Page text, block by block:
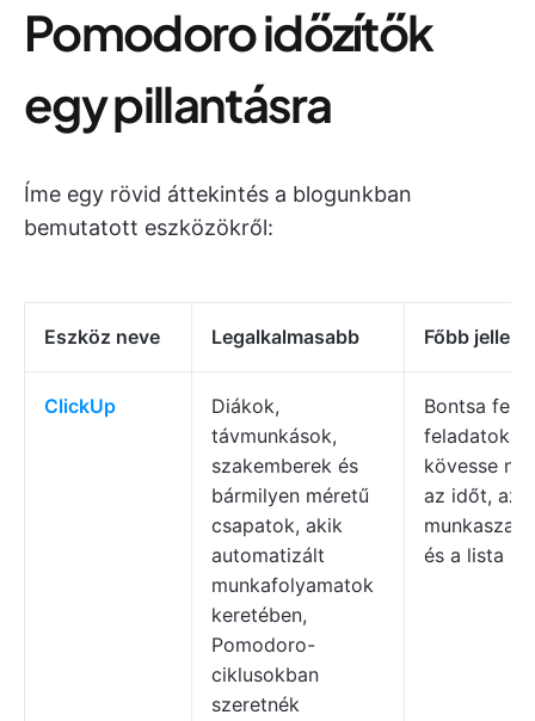
Pomodoro időzítők
egy pillantásra
Íme egy rövid áttekintés a blogunkban
bemutatott eszközökről:
Eszköz neve Legalkalmasabb Főbb
ClickUp
Diákok,
távmunkások,
szakemberek és
bármilyen méretű
csapatok, akik
automatizált
munkafolyamatok
keretében,
Pomodoro-
ciklusokban
szeretnék
Bontsa fel a
feladatokat,
kövesse
az időt, az
és a lista